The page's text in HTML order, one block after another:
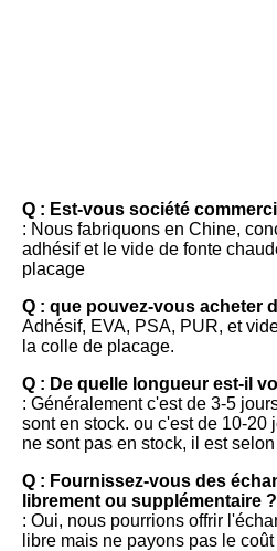
Q : Est-vous société
: Nous fabriquons en Chine,
adhésif et le vide de fonte
placage
Q : que pouvez-vous acheter
Adhésif, EVA, PSA, PUR, et
la colle de placage.
Q : De quelle longueur est-il
: Généralement c'est de 3-5
sont en stock. ou c'est de 10-20
ne sont pas en stock, il est
Q : Fournissez-vous des
librement ou supplémentaire ?
: Oui, nous pourrions offrir
libre mais ne payons pas le coût